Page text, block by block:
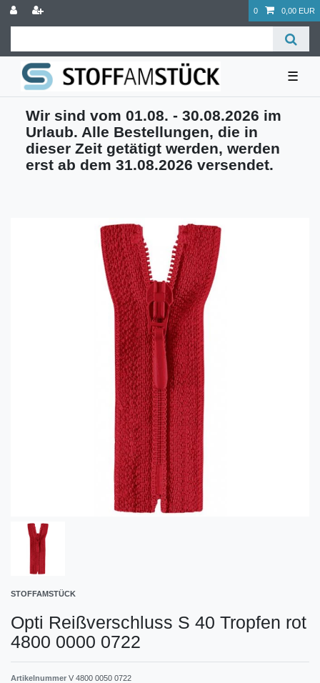
0 0,00 EUR
☰
Wir sind vom 01.08. - 30.08.2026 im
Urlaub. Alle Bestellungen, die in
dieser Zeit getätigt werden, werden
erst ab dem 31.08.2026 versendet.
STOFFAMSTÜCK
Opti Reißverschluss S 40 Tropfen rot
4800 0000 0722
Artikelnummer V 4800 0050 0722